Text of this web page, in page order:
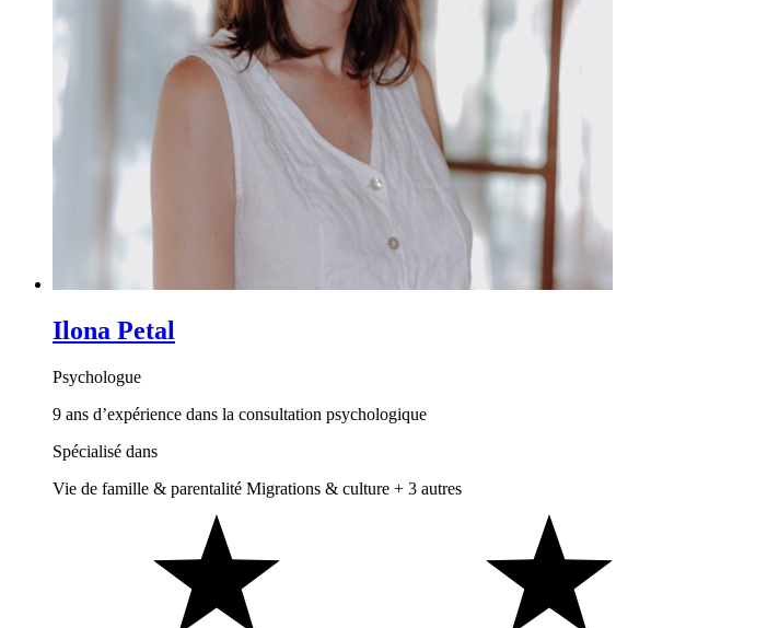
Ilona Petal
Psychologue
9 ans d’expérience dans la consultation psychologique
Spécialisé dans
Vie de famille & parentalité Migrations & culture + 3 autres